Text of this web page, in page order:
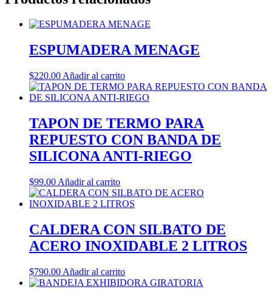
ESPUMADERA MENAGE
$220.00 Añadir al carrito
TAPON DE TERMO PARA
REPUESTO CON BANDA DE
SILICONA ANTI-RIEGO
$99.00 Añadir al carrito
CALDERA CON SILBATO DE
ACERO INOXIDABLE 2 LITROS
$790.00 Añadir al carrito